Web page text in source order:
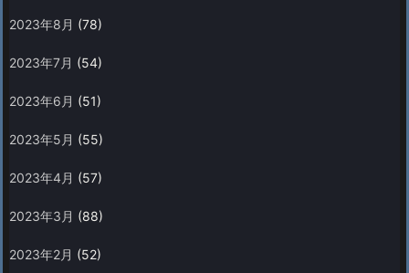
2023年8月 (78)
2023年7月 (54)
2023年6月 (51)
2023年5月 (55)
2023年4月 (57)
2023年3月 (88)
2023年2月 (52)